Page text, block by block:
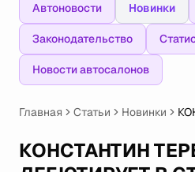
Автоновости Новинки
Законодательство
Новости автосалонов
Главная Статьи Новинки
КОНСТАНТИН